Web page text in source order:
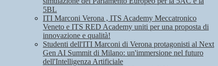
5BL
ITI Marconi Verona , ITS Academy Meccatronico
Veneto e ITS RED Academy uniti per una proposta di
innovazione e qualità!
Studenti dell'ITI Marconi di Verona protagonisti al Next
Gen AI Summit di Milano: un'immersione nel futuro
dell'Intelligenza Artificiale